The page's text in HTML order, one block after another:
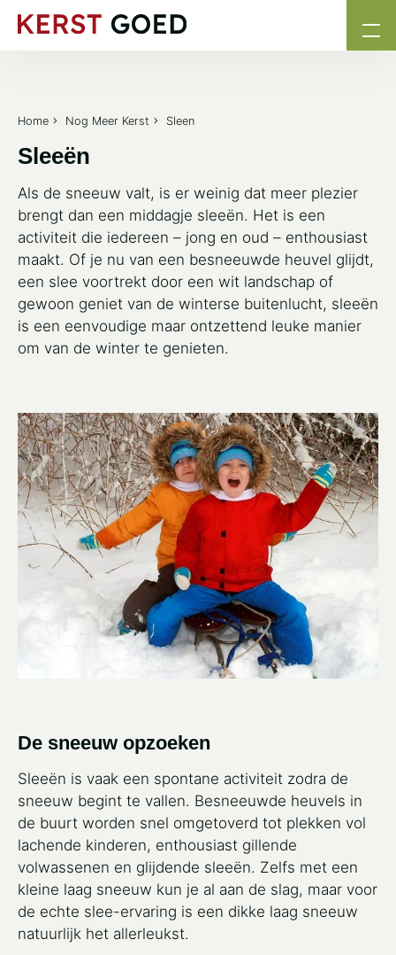
Home Nog Meer Kerst Sleen
Sleeën
Als de sneeuw valt, is er weinig dat meer plezier
brengt dan een middagje sleeën. Het is een
activiteit die iedereen – jong en oud – enthousiast
maakt. Of je nu van een besneeuwde heuvel glijdt,
een slee voortrekt door een wit landschap of
gewoon geniet van de winterse buitenlucht, sleeën
is een eenvoudige maar ontzettend leuke manier
om van de winter te genieten.
De sneeuw opzoeken
Sleeën is vaak een spontane activiteit zodra de
sneeuw begint te vallen. Besneeuwde heuvels in
de buurt worden snel omgetoverd tot plekken vol
lachende kinderen, enthousiast gillende
volwassenen en glijdende sleeën. Zelfs met een
kleine laag sneeuw kun je al aan de slag, maar voor
de echte slee-ervaring is een dikke laag sneeuw
natuurlijk het allerleukst.